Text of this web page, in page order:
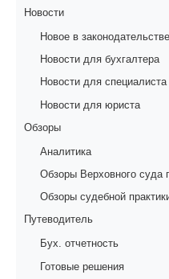
Новости
Новое в законодательстве
Новости для бухгалтера
Новости для
Новости для юриста
Обзоры
Аналитика
Обзоры Верховного суда
Обзоры судебной
Путеводитель
Бух. отчетность
Готовые решения